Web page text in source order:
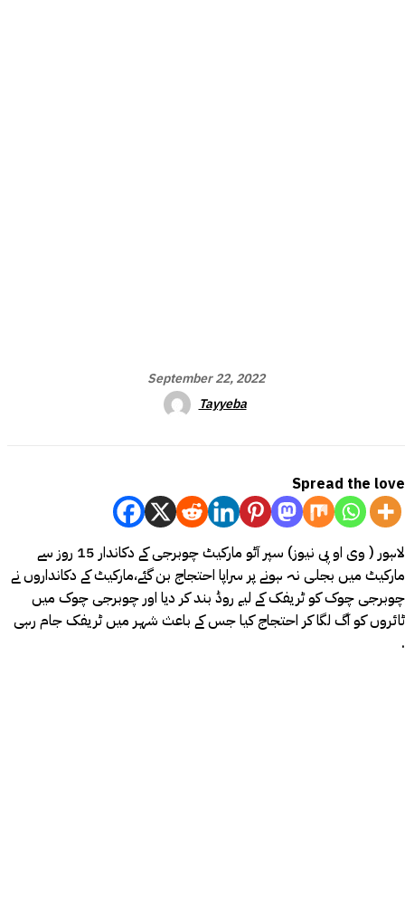
September 22, 2022
Tayyeba
Spread the love
لاہور ( وی او پی نیوز) سپر آٹو مارکیٹ چوبرجی کے دکاندار 15 روز سے
مارکیٹ میں بجلی نہ ہونے پر سراپا احتجاج بن گئے،مارکیٹ کے دکانداروں نے
چوبرجی چوک کو ٹریفک کے لیے روڈ بند کر دیا اور چوبرجی چوک میں
ٹائروں کو آگ لگا کر احتجاج کیا جس کے باعث شہر میں ٹریفک جام رہی
.